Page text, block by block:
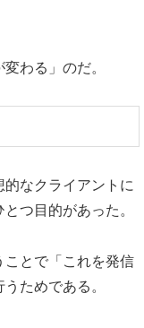
わる」のだ。
なクライアントに
つ目的があった。
ことで「これを発信
ためである。